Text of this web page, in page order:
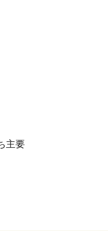
主要